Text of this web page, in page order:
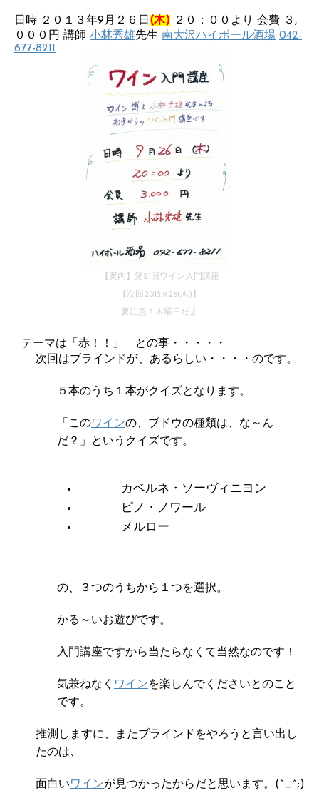
日時 ２０１３年9月２６日 (木)
２０：００より 会費 ３,
０００円 講師 小林秀雄先生 南大沢ハイボール酒場 042-
677-8211
【案内】第21回 ワイン 入門講座
【次回2013.9.26(木)】
要注意！木曜日だよ
テーマは「赤！！」 との事・・・・・
次回はブラインドが、あるらしい・・・・のです。
５本のうち１本がクイズとなります。
「このワインの、ブドウの種類は、な～ん
だ？」というクイズです。
カベルネ・ソーヴィニヨン
ピノ・ノワール
メルロー
の、３つのうちから１つを選択。
かる～いお遊びです。
入門講座ですから当たらなくて当然なのです！
気兼ねなく ワインを楽しんでくださいとのこと
です。
推測しますに、またブラインドをやろうと言い出し
たのは、
面白いワインが見つかったからだと思います。(^_^;)